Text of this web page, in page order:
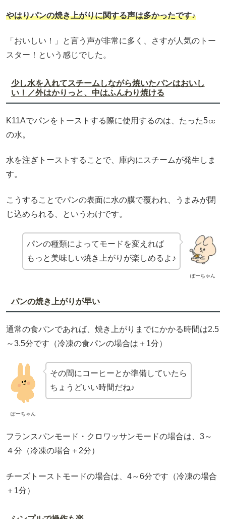
やはりパンの焼き上がりに関する声は多かったです♪
「おいしい！」と言う声が非常に多く、さすが人気のトー
スター！という感じでした。
少し水を入れてスチームしながら焼いたパンはおいし
い！／外はかりっと、中はふんわり焼ける
K11Aでパンをトーストする際に使用するのは、たった5㏄
の水。
水を注ぎトーストすることで、庫内にスチームが発生しま
す。
こうすることでパンの表面に水の膜で覆われ、うまみが閉
じ込められる、というわけです。
ぽーちゃん
パンの種類によってモードを変えれば
もっと美味しい焼き上がりが楽しめるよ♪
パンの焼き上がりが早い
通常の食パンであれば、焼き上がりまでにかかる時間は2.5
～3.5分です（冷凍の食パンの場合は＋1分）
ぽーちゃん
その間にコーヒーとか準備していたら
ちょうどいい時間だね♪
フランスパンモード・クロワッサンモードの場合は、3～
４分（冷凍の場合＋2分）
チーズトーストモードの場合は、4～6分です（冷凍の場合
＋1分）